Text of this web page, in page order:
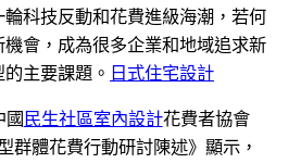
科技反動和花費進級海潮，若何
會，成為很多企業和地域追求新
主要課題。 日式住宅設計
國 民生社區室內設計花費者協會
群體花費行動研討陳述》顯示，